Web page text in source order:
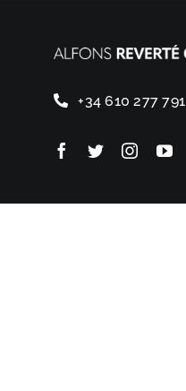
+34 610 277 791